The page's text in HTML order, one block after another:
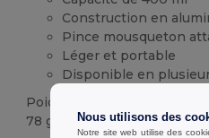
Construction en
Pince mousqueton
Léger et portable
Disponible en
Poids
78 g.
Nous utilisons des
Notre site web utilise des